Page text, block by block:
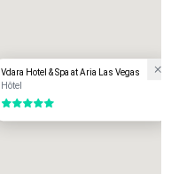
Vdara Hotel & Spa at Aria Las Vegas
Hôtel
5 sur 5